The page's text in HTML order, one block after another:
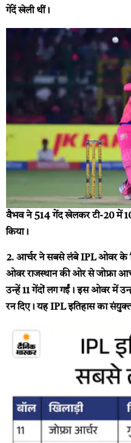
गेंदें खेली थीं।
वैभव ने 514 गेंद खेलकर टी-20 में
किया।
2. आर्चर ने सबसे लंबे IPL ओवर के
ओवर राजस्थान की ओर से जोफ्रा
उन्हें 11 गेंदों लग गईं। इस ओवर में
रन दिए। यह IPL इतिहास का